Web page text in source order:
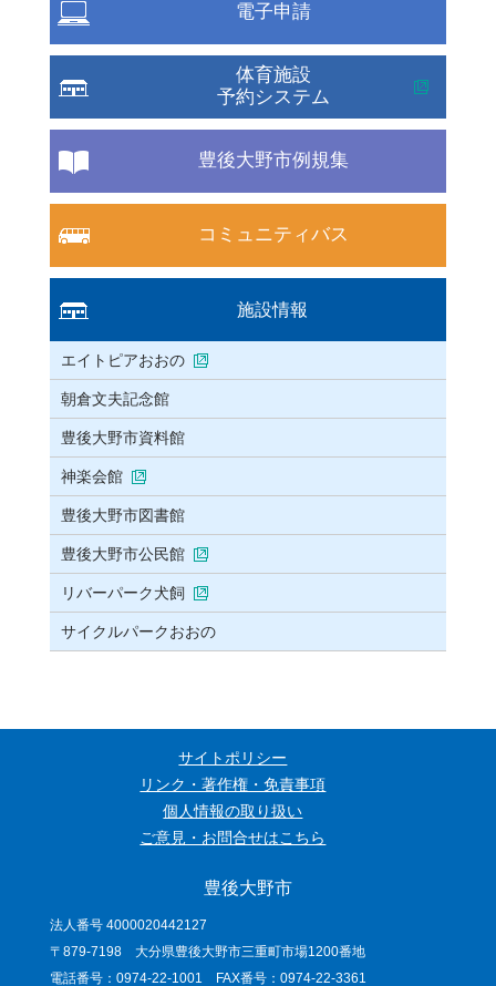
電子申請
体育施設
予約システム
豊後大野市例規集
コミュニティバス
施設情報
エイトピアおおの
朝倉文夫記念館
豊後大野市資料館
神楽会館
豊後大野市図書館
豊後大野市公民館
リバーパーク犬飼
サイクルパークおおの
サイトポリシー
リンク・著作権・免責事項
個人情報の取り扱い
ご意見・お問合せはこちら
豊後大野市
法人番号 4000020442127
〒879-7198 大分県豊後大野市三重町市場1200番地
電話番号：0974-22-1001 FAX番号：0974-22-3361